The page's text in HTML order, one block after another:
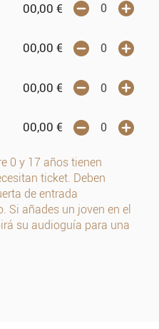
00,00 €
00,00 €
00,00 €
00,00 €
0 y 17 años tienen
ticket. Deben
de entrada
Si añades un joven en el
su audioguía para una